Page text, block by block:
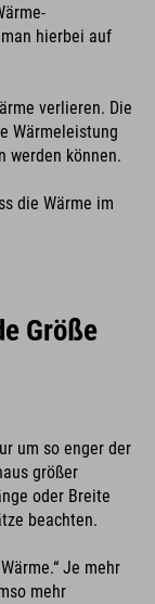
hierbei auf
verlieren. Die
Wärmeleistung
werden können.
die Wärme im
Größe
um so enger der
größer
oder Breite
beachten.
Je mehr
mehr